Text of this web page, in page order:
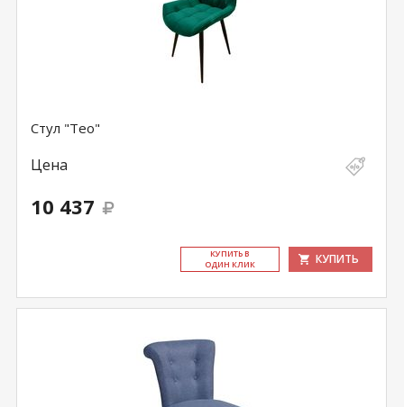
Стул "Тео"
Цена
10 437
КУ­ПИТЬ В
ОДИН КЛИК
КУПИТЬ